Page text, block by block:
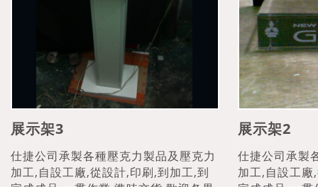
展示架3
仕捷公司承製各種壓克力製品及壓克力
加工,自設工廠,從設計,印刷,到加工,到
展示架2
仕捷公司承製
加工,自設工